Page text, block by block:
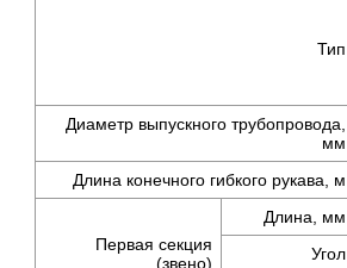
Тип
Диаметр выпускного трубопровода,
мм
Длина конечного гибкого рукава, м
Первая секция
(звено)
Длина, мм
Угол